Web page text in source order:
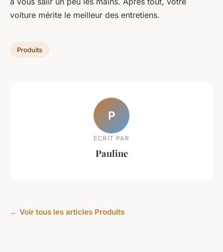
voiture mérite le meilleur des entretiens.
Produits
P
ECRIT PAR
Pauline
← Voir tous les articles Produits